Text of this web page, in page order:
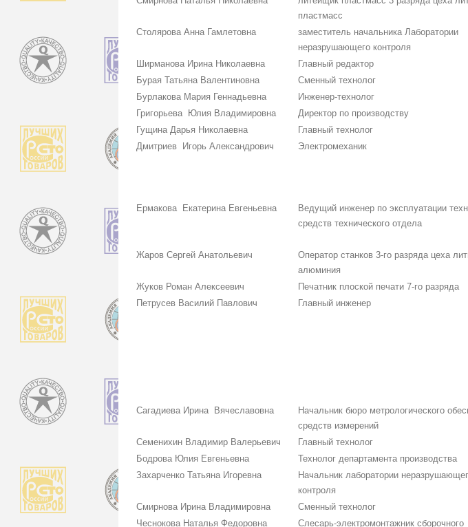
пластмасс
Столярова Анна Гамлетовна
заместитель начальника Лаборатории
неразрушающего контроля
Ширманова Ирина Николаевна Главный редактор
Бурая Татьяна Валентиновна
Сменный технолог
Бурлакова Мария Геннадьевна
Инженер-технолог
Григорьева Юлия Владимировна
Директор по производству
Гущина Дарья Николаевна
Главный технолог
Дмитриев Игорь Александрович
Электромеханик
Ермакова Екатерина Евгеньевна
Ведущий инженер по эксплуатации
средств технического отдела
Жаров Сергей Анатольевич
Оператор станков 3-го разряда цеха
алюминия
Жуков Роман Алексеевич Печатник плоской печати 7-го разряда
Петрусев Василий Павлович
Главный инженер
Сагадиева Ирина Вячеславовна
Начальник бюро метрологического
средств измерений
Семенихин Владимир Валерьевич Главный технолог
Бодрова Юлия Евгеньевна
Технолог департамента производства
Захарченко Татьяна Игоревна
Начальник лаборатории
контроля
Смирнова Ирина Владимировна Сменный технолог
Чеснокова Наталья Федоровна
Слесарь-электромонтажник сборочного